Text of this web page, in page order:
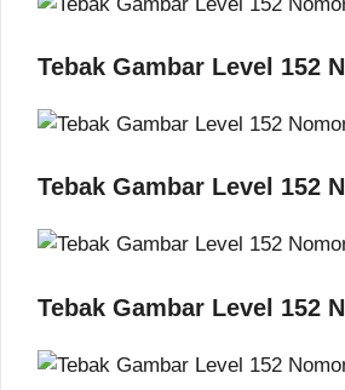
Tebak Gambar Level 152
Tebak Gambar Level 152
Tebak Gambar Level 152